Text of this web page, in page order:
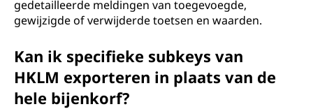
gedetailleerde meldingen van toegevoegde,
gewijzigde of verwijderde toetsen en waarden.
Kan ik specifieke subkeys van
HKLM exporteren in plaats van de
hele bijenkorf?